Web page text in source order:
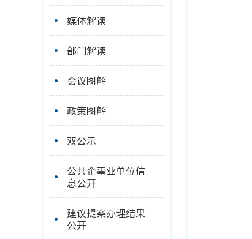
媒体解读
部门解读
会议图解
政策图解
双公示
公共企事业单位信
息公开
建议提案办理结果
公开